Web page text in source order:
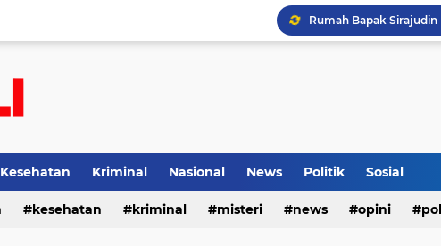
Rumah Bapak Sirajudin
Inilah Tampilan Baru
Kesehatan Kriminal Nasional News Politik Sosial
kesehatan kriminal misteri news opini